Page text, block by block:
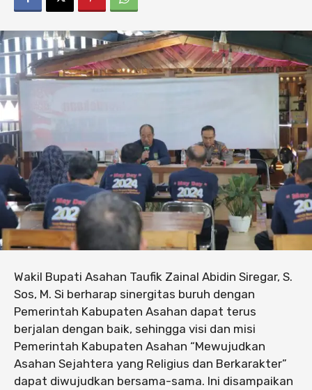
Wakil Bupati Asahan Taufik Zainal Abidin Siregar, S.
Sos, M. Si berharap sinergitas buruh dengan
Pemerintah Kabupaten Asahan dapat terus
berjalan dengan baik, sehingga visi dan misi
Pemerintah Kabupaten Asahan “Mewujudkan
Asahan Sejahtera yang Religius dan Berkarakter”
dapat diwujudkan bersama-sama. Ini disampaikan